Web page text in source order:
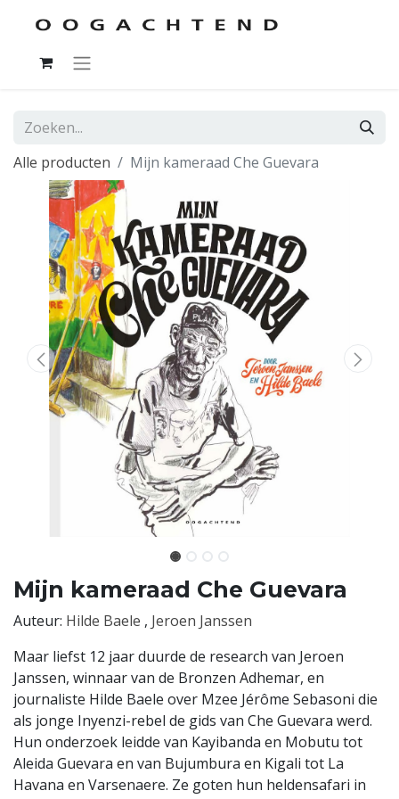
Alle producten Mijn kameraad Che Guevara
Mijn kameraad Che Guevara
Auteur: Hilde Baele , Jeroen Janssen
Maar liefst 12 jaar duurde de research van Jeroen
Janssen, winnaar van de Bronzen Adhemar, en
journaliste Hilde Baele over Mzee Jérôme Sebasoni die
als jonge Inyenzi-rebel de gids van Che Guevara werd.
Hun onderzoek leidde van Kayibanda en Mobutu tot
Aleida Guevara en van Bujumbura en Kigali tot La
Havana en Varsenaere. Ze goten hun heldensafari in